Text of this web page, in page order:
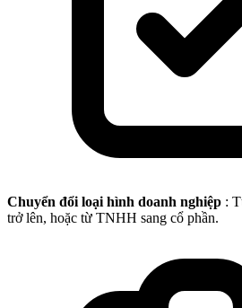
Chuyển đổi loại hình doanh nghiệp :
trở lên, hoặc từ TNHH sang cổ phần.